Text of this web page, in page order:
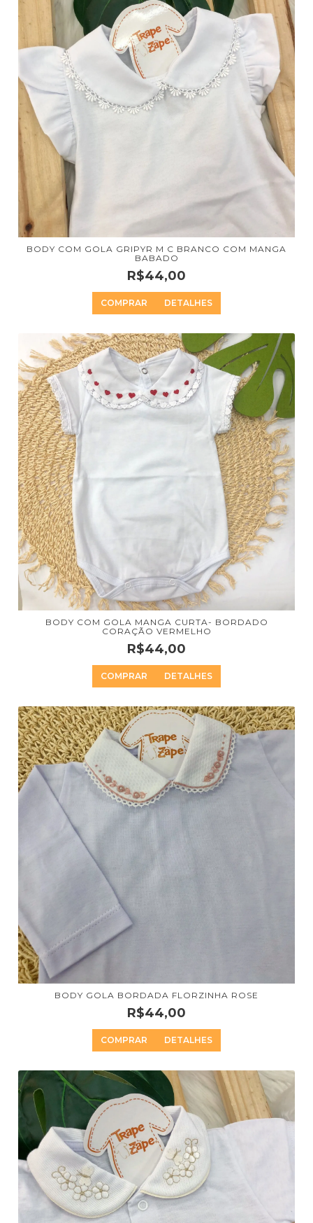
BODY COM GOLA GRIPYR M C BRANCO COM MANGA
BABADO
R$44,00
COMPRAR DETALHES
BODY COM GOLA MANGA CURTA- BORDADO
CORAÇÃO VERMELHO
R$44,00
COMPRAR DETALHES
BODY GOLA BORDADA FLORZINHA ROSE
R$44,00
COMPRAR DETALHES